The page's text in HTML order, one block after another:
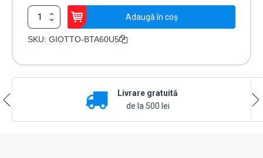
Cantitate
Barieră
acces
Adaugă în coș
SKU: GIOTTO-BTA60U5
Livrare gratuită
de la 500 lei